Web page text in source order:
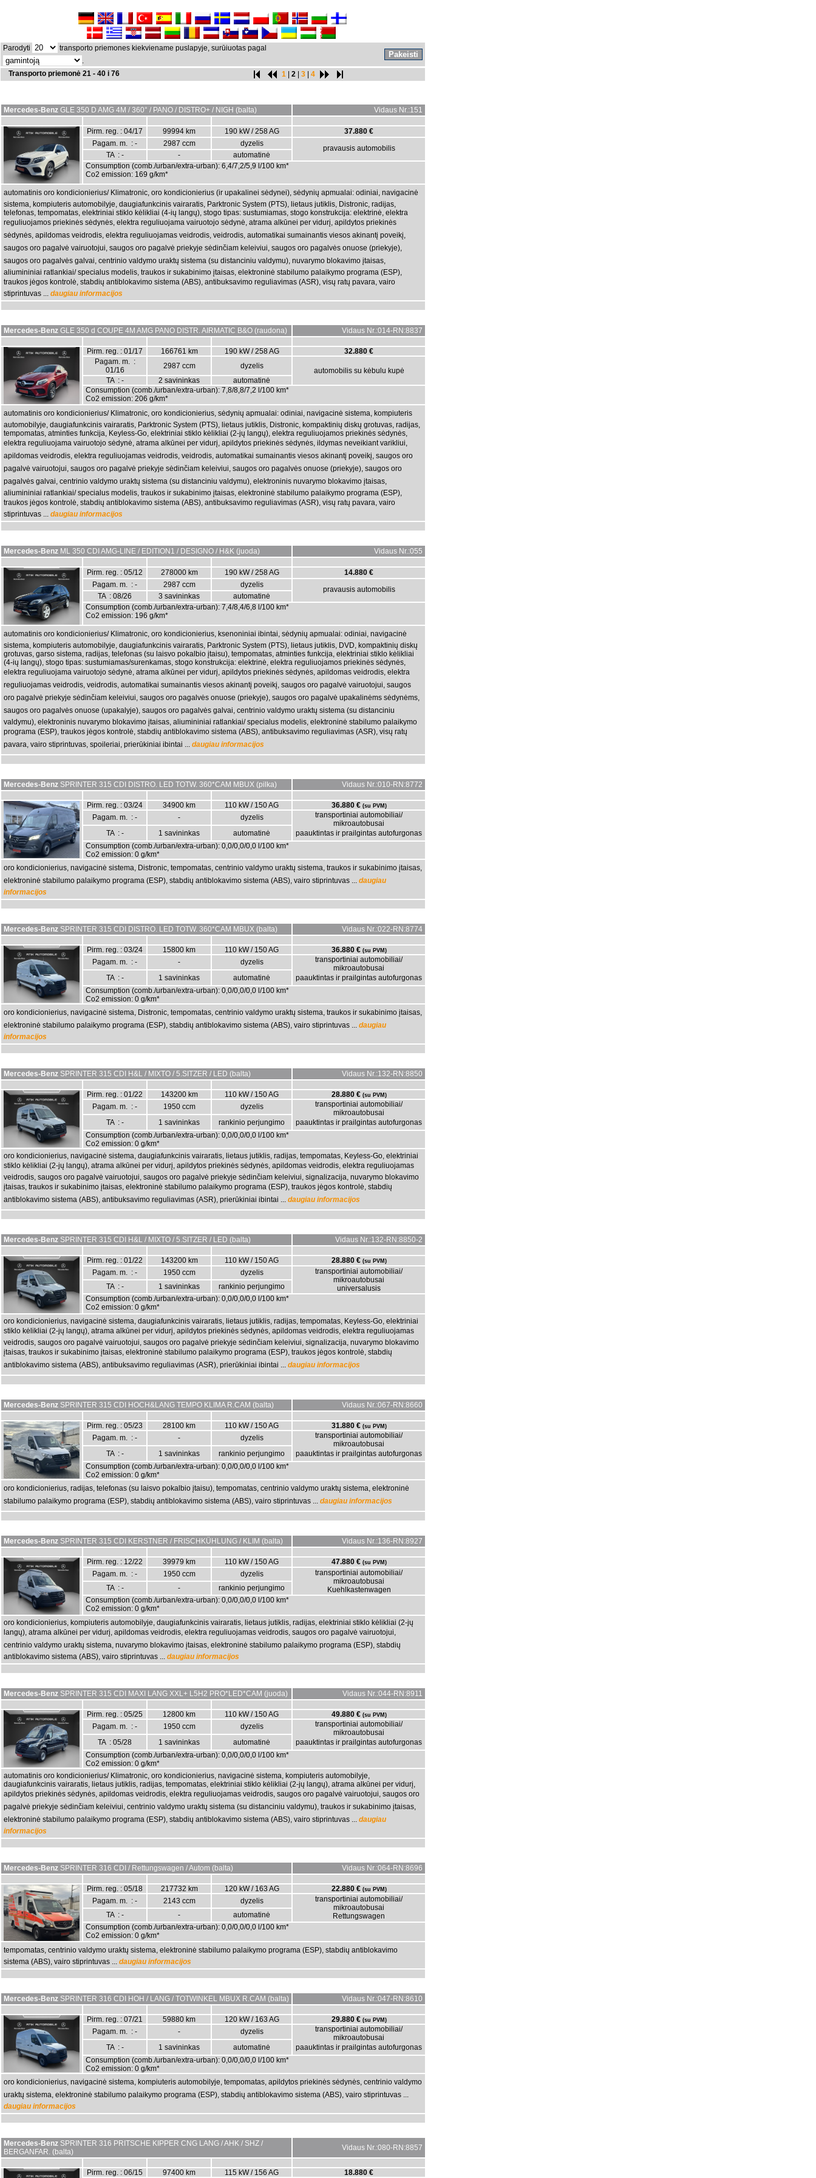
Parodyti
transporto priemones kiekviename puslapyje, surūiuotas pagal
.
Transporto priemonė 21 - 40 i 76
1| 2| 3| 4
Mercedes-Benz GLE 350 D AMG 4M / 360° / PANO / DISTRO+ / NIGH (balta) Vidaus Nr.:151
Pirm. reg. : 04/17 99994 km 190 kW / 258 AG
37.880 €
Pagam. m. : -
2987 ccm dyzelis
pravausis automobilis
TA : - -
automatinė
Consumption (comb./urban/extra-urban): 6,4/7,2/5,9 l/100 km*
Co2 emission: 169 g/km*
automatinis oro kondicionierius/ Klimatronic, oro kondicionierius (ir upakalinei sėdynei), sėdynių apmualai: odiniai, navigacinė
sistema, kompiuteris automobilyje, daugiafunkcinis vairaratis, Parktronic System (PTS), lietaus jutiklis, Distronic, radijas,
telefonas, tempomatas, elektriniai stiklo kėlikliai (4-ių langų), stogo tipas: sustumiamas, stogo konstrukcija: elektrinė, elektra
reguliuojamos priekinės sėdynės, elektra reguliuojama vairuotojo sėdynė, atrama alkūnei per vidurį, apildytos priekinės
sėdynės, apildomas veidrodis, elektra reguliuojamas veidrodis, veidrodis, automatikai sumainantis viesos akinantį poveikį,
saugos oro pagalvė vairuotojui, saugos oro pagalvė priekyje sėdinčiam keleiviui, saugos oro pagalvės onuose (priekyje),
saugos oro pagalvės galvai, centrinio valdymo uraktų sistema (su distanciniu valdymu), nuvarymo blokavimo įtaisas,
aliumininiai ratlankiai/ specialus modelis, traukos ir sukabinimo įtaisas, elektroninė stabilumo palaikymo programa (ESP),
traukos jėgos kontrolė, stabdių antiblokavimo sistema (ABS), antibuksavimo reguliavimas (ASR), visų ratų pavara, vairo
stiprintuvas ... daugiau informacijos
Mercedes-Benz GLE 350 d COUPE 4M AMG PANO DISTR. AIRMATIC B&O (raudona) Vidaus Nr.:014-RN:8837
Pirm. reg. : 01/17 166761 km 190 kW / 258 AG
32.880 €
Pagam. m. :
01/16
2987 ccm dyzelis
automobilis su kėbulu kupė
TA : -
2 savininkas
automatinė
Consumption (comb./urban/extra-urban): 7,8/8,8/7,2 l/100 km*
Co2 emission: 206 g/km*
automatinis oro kondicionierius/ Klimatronic, oro kondicionierius, sėdynių apmualai: odiniai, navigacinė sistema, kompiuteris
automobilyje, daugiafunkcinis vairaratis, Parktronic System (PTS), lietaus jutiklis, Distronic, kompaktinių diskų grotuvas, radijas,
tempomatas, atminties funkcija, Keyless-Go, elektriniai stiklo kėlikliai (2-jų langų), elektra reguliuojamos priekinės sėdynės,
elektra reguliuojama vairuotojo sėdynė, atrama alkūnei per vidurį, apildytos priekinės sėdynės, ildymas neveikiant varikliui,
apildomas veidrodis, elektra reguliuojamas veidrodis, veidrodis, automatikai sumainantis viesos akinantį poveikį, saugos oro
pagalvė vairuotojui, saugos oro pagalvė priekyje sėdinčiam keleiviui, saugos oro pagalvės onuose (priekyje), saugos oro
pagalvės galvai, centrinio valdymo uraktų sistema (su distanciniu valdymu), elektroninis nuvarymo blokavimo įtaisas,
aliumininiai ratlankiai/ specialus modelis, traukos ir sukabinimo įtaisas, elektroninė stabilumo palaikymo programa (ESP),
traukos jėgos kontrolė, stabdių antiblokavimo sistema (ABS), antibuksavimo reguliavimas (ASR), visų ratų pavara, vairo
stiprintuvas ... daugiau informacijos
Mercedes-Benz ML 350 CDI AMG-LINE / EDITION1 / DESIGNO / H&K (juoda) Vidaus Nr.:055
Pirm. reg. : 05/12 278000 km 190 kW / 258 AG
14.880 €
Pagam. m. : -
2987 ccm dyzelis
pravausis automobilis
TA : 08/26 3 savininkas
automatinė
Consumption (comb./urban/extra-urban): 7,4/8,4/6,8 l/100 km*
Co2 emission: 196 g/km*
automatinis oro kondicionierius/ Klimatronic, oro kondicionierius, ksenoniniai ibintai, sėdynių apmualai: odiniai, navigacinė
sistema, kompiuteris automobilyje, daugiafunkcinis vairaratis, Parktronic System (PTS), lietaus jutiklis, DVD, kompaktinių diskų
grotuvas, garso sistema, radijas, telefonas (su laisvo pokalbio įtaisu), tempomatas, atminties funkcija, elektriniai stiklo kėlikliai
(4-ių langų), stogo tipas: sustumiamas/surenkamas, stogo konstrukcija: elektrinė, elektra reguliuojamos priekinės sėdynės,
elektra reguliuojama vairuotojo sėdynė, atrama alkūnei per vidurį, apildytos priekinės sėdynės, apildomas veidrodis, elektra
reguliuojamas veidrodis, veidrodis, automatikai sumainantis viesos akinantį poveikį, saugos oro pagalvė vairuotojui, saugos
oro pagalvė priekyje sėdinčiam keleiviui, saugos oro pagalvės onuose (priekyje), saugos oro pagalvė upakalinėms sėdynėms,
saugos oro pagalvės onuose (upakalyje), saugos oro pagalvės galvai, centrinio valdymo uraktų sistema (su distanciniu
valdymu), elektroninis nuvarymo blokavimo įtaisas, aliumininiai ratlankiai/ specialus modelis, elektroninė stabilumo palaikymo
programa (ESP), traukos jėgos kontrolė, stabdių antiblokavimo sistema (ABS), antibuksavimo reguliavimas (ASR), visų ratų
pavara, vairo stiprintuvas, spoileriai, prierūkiniai ibintai ... daugiau informacijos
Mercedes-Benz SPRINTER 315 CDI DISTRO. LED TOTW. 360*CAM MBUX (pilka) Vidaus Nr.:010-RN:8772
Pirm. reg. : 03/24 34900 km 110 kW / 150 AG 36.880 € (su PVM)
Pagam. m. : - - dyzelis
transportiniai automobiliai/
mikroautobusai
paauktintas ir prailgintas autofurgonas
TA : - 1 savininkas
automatinė
Consumption (comb./urban/extra-urban): 0,0/0,0/0,0 l/100 km*
Co2 emission: 0 g/km*
oro kondicionierius, navigacinė sistema, Distronic, tempomatas, centrinio valdymo uraktų sistema, traukos ir sukabinimo įtaisas,
elektroninė stabilumo palaikymo programa (ESP), stabdių antiblokavimo sistema (ABS), vairo stiprintuvas ... daugiau
informacijos
Mercedes-Benz SPRINTER 315 CDI DISTRO. LED TOTW. 360*CAM MBUX (balta) Vidaus Nr.:022-RN:8774
Pirm. reg. : 03/24 15800 km 110 kW / 150 AG 36.880 € (su PVM)
Pagam. m. : - - dyzelis
transportiniai automobiliai/
mikroautobusai
paauktintas ir prailgintas autofurgonas
TA : - 1 savininkas
automatinė
Consumption (comb./urban/extra-urban): 0,0/0,0/0,0 l/100 km*
Co2 emission: 0 g/km*
oro kondicionierius, navigacinė sistema, Distronic, tempomatas, centrinio valdymo uraktų sistema, traukos ir sukabinimo įtaisas,
elektroninė stabilumo palaikymo programa (ESP), stabdių antiblokavimo sistema (ABS), vairo stiprintuvas ... daugiau
informacijos
Mercedes-Benz SPRINTER 315 CDI H&L / MIXTO / 5.SITZER / LED (balta) Vidaus Nr.:132-RN:8850
Pirm. reg. : 01/22 143200 km 110 kW / 150 AG 28.880 € (su PVM)
Pagam. m. : - 1950 ccm dyzelis
transportiniai automobiliai/
mikroautobusai
paauktintas ir prailgintas autofurgonas
TA : - 1 savininkas
rankinio perjungimo
Consumption (comb./urban/extra-urban): 0,0/0,0/0,0 l/100 km*
Co2 emission: 0 g/km*
oro kondicionierius, navigacinė sistema, daugiafunkcinis vairaratis, lietaus jutiklis, radijas, tempomatas, Keyless-Go, elektriniai
stiklo kėlikliai (2-jų langų), atrama alkūnei per vidurį, apildytos priekinės sėdynės, apildomas veidrodis, elektra reguliuojamas
veidrodis, saugos oro pagalvė vairuotojui, saugos oro pagalvė priekyje sėdinčiam keleiviui, signalizacija, nuvarymo blokavimo
įtaisas, traukos ir sukabinimo įtaisas, elektroninė stabilumo palaikymo programa (ESP), traukos jėgos kontrolė, stabdių
antiblokavimo sistema (ABS), antibuksavimo reguliavimas (ASR), prierūkiniai ibintai ... daugiau informacijos
Mercedes-Benz SPRINTER 315 CDI H&L / MIXTO / 5.SITZER / LED (balta) Vidaus Nr.:132-RN:8850-2
Pirm. reg. : 01/22 143200 km 110 kW / 150 AG 28.880 € (su PVM)
Pagam. m. : - 1950 ccm dyzelis
transportiniai automobiliai/
mikroautobusai
universalusis
TA : - 1 savininkas
rankinio perjungimo
Consumption (comb./urban/extra-urban): 0,0/0,0/0,0 l/100 km*
Co2 emission: 0 g/km*
oro kondicionierius, navigacinė sistema, daugiafunkcinis vairaratis, lietaus jutiklis, radijas, tempomatas, Keyless-Go, elektriniai
stiklo kėlikliai (2-jų langų), atrama alkūnei per vidurį, apildytos priekinės sėdynės, apildomas veidrodis, elektra reguliuojamas
veidrodis, saugos oro pagalvė vairuotojui, saugos oro pagalvė priekyje sėdinčiam keleiviui, signalizacija, nuvarymo blokavimo
įtaisas, traukos ir sukabinimo įtaisas, elektroninė stabilumo palaikymo programa (ESP), traukos jėgos kontrolė, stabdių
antiblokavimo sistema (ABS), antibuksavimo reguliavimas (ASR), prierūkiniai ibintai ... daugiau informacijos
Mercedes-Benz SPRINTER 315 CDI HOCH&LANG TEMPO KLIMA R.CAM (balta) Vidaus Nr.:067-RN:8660
Pirm. reg. : 05/23 28100 km 110 kW / 150 AG 31.880 € (su PVM)
Pagam. m. : - - dyzelis
transportiniai automobiliai/
mikroautobusai
paauktintas ir prailgintas autofurgonas
TA : - 1 savininkas
rankinio perjungimo
Consumption (comb./urban/extra-urban): 0,0/0,0/0,0 l/100 km*
Co2 emission: 0 g/km*
oro kondicionierius, radijas, telefonas (su laisvo pokalbio įtaisu), tempomatas, centrinio valdymo uraktų sistema, elektroninė
stabilumo palaikymo programa (ESP), stabdių antiblokavimo sistema (ABS), vairo stiprintuvas ... daugiau informacijos
Mercedes-Benz SPRINTER 315 CDI KERSTNER / FRISCHKÜHLUNG / KLIM (balta) Vidaus Nr.:136-RN:8927
Pirm. reg. : 12/22 39979 km 110 kW / 150 AG 47.880 € (su PVM)
Pagam. m. : - 1950 ccm dyzelis
transportiniai automobiliai/
mikroautobusai
Kuehlkastenwagen
TA : - -
rankinio perjungimo
Consumption (comb./urban/extra-urban): 0,0/0,0/0,0 l/100 km*
Co2 emission: 0 g/km*
oro kondicionierius, kompiuteris automobilyje, daugiafunkcinis vairaratis, lietaus jutiklis, radijas, elektriniai stiklo kėlikliai (2-jų
langų), atrama alkūnei per vidurį, apildomas veidrodis, elektra reguliuojamas veidrodis, saugos oro pagalvė vairuotojui,
centrinio valdymo uraktų sistema, nuvarymo blokavimo įtaisas, elektroninė stabilumo palaikymo programa (ESP), stabdių
antiblokavimo sistema (ABS), vairo stiprintuvas ... daugiau informacijos
Mercedes-Benz SPRINTER 315 CDI MAXI LANG XXL+ L5H2 PRO*LED*CAM (juoda) Vidaus Nr.:044-RN:8911
Pirm. reg. : 05/25 12800 km 110 kW / 150 AG 49.880 € (su PVM)
Pagam. m. : - 1950 ccm dyzelis
transportiniai automobiliai/
mikroautobusai
paauktintas ir prailgintas autofurgonas
TA : 05/28 1 savininkas
automatinė
Consumption (comb./urban/extra-urban): 0,0/0,0/0,0 l/100 km*
Co2 emission: 0 g/km*
automatinis oro kondicionierius/ Klimatronic, oro kondicionierius, navigacinė sistema, kompiuteris automobilyje,
daugiafunkcinis vairaratis, lietaus jutiklis, radijas, tempomatas, elektriniai stiklo kėlikliai (2-jų langų), atrama alkūnei per vidurį,
apildytos priekinės sėdynės, apildomas veidrodis, elektra reguliuojamas veidrodis, saugos oro pagalvė vairuotojui, saugos oro
pagalvė priekyje sėdinčiam keleiviui, centrinio valdymo uraktų sistema (su distanciniu valdymu), traukos ir sukabinimo įtaisas,
elektroninė stabilumo palaikymo programa (ESP), stabdių antiblokavimo sistema (ABS), vairo stiprintuvas ... daugiau
informacijos
Mercedes-Benz SPRINTER 316 CDI / Rettungswagen / Autom (balta) Vidaus Nr.:064-RN:8696
Pirm. reg. : 05/18 217732 km 120 kW / 163 AG 22.880 € (su PVM)
Pagam. m. : - 2143 ccm dyzelis
transportiniai automobiliai/
mikroautobusai
Rettungswagen
TA : - -
automatinė
Consumption (comb./urban/extra-urban): 0,0/0,0/0,0 l/100 km*
Co2 emission: 0 g/km*
tempomatas, centrinio valdymo uraktų sistema, elektroninė stabilumo palaikymo programa (ESP), stabdių antiblokavimo
sistema (ABS), vairo stiprintuvas ... daugiau informacijos
Mercedes-Benz SPRINTER 316 CDI HOH / LANG / TOTWINKEL MBUX R.CAM (balta) Vidaus Nr.:047-RN:8610
Pirm. reg. : 07/21 59880 km 120 kW / 163 AG 29.880 € (su PVM)
Pagam. m. : - - dyzelis
transportiniai automobiliai/
mikroautobusai
paauktintas ir prailgintas autofurgonas
TA : - 1 savininkas
automatinė
Consumption (comb./urban/extra-urban): 0,0/0,0/0,0 l/100 km*
Co2 emission: 0 g/km*
oro kondicionierius, navigacinė sistema, kompiuteris automobilyje, tempomatas, apildytos priekinės sėdynės, centrinio valdymo
uraktų sistema, elektroninė stabilumo palaikymo programa (ESP), stabdių antiblokavimo sistema (ABS), vairo stiprintuvas ...
daugiau informacijos
Mercedes-Benz SPRINTER 316 PRITSCHE KIPPER CNG LANG / AHK / SHZ /
BERGANFAR. (balta)
Vidaus Nr.:080-RN:8857
Pirm. reg. : 06/15 97400 km 115 kW / 156 AG 18.880 €